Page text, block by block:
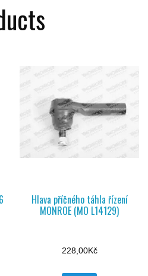
Hlava příčného táhla řízení
MONROE (MO L14129)
228,00Kč